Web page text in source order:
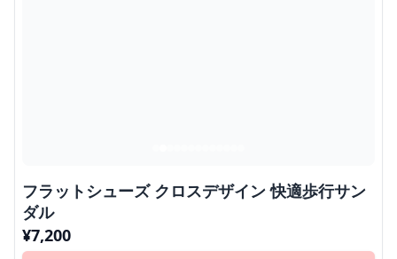
フラットシューズ クロスデザイン 快適歩行サン
ダル
¥7,200